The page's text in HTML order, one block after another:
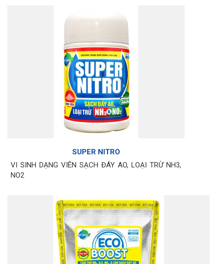
SUPER NITRO
VI SINH DẠNG VIÊN SẠCH ĐÁY AO, LOẠI TRỪ NH3,
NO2